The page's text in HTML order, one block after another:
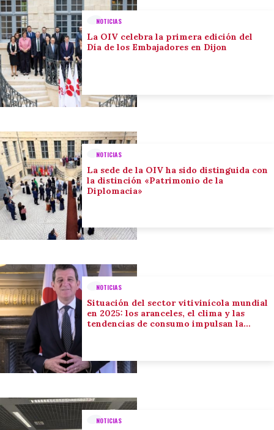
NOTICIAS
La OIV celebra la primera edición del
Día de los Embajadores en Dijon
NOTICIAS
La sede de la OIV ha sido distinguida con
la distinción «Patrimonio de la
Diplomacia»
NOTICIAS
Situación del sector vitivinícola mundial
en 2025: los aranceles, el clima y las
tendencias de consumo impulsan la
NOTICIAS